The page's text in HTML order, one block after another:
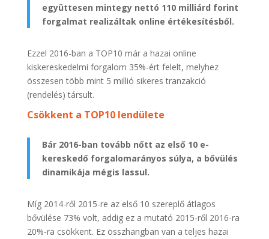
együttesen mintegy nettó 110 milliárd forint
forgalmat realizáltak online értékesítésből.
Ezzel 2016-ban a TOP10 már a hazai online
kiskereskedelmi forgalom 35%-ért felelt, melyhez
összesen több mint 5 millió sikeres tranzakció
(rendelés) társult.
Csökkent a TOP10 lendülete
Bár 2016-ban tovább nőtt az első 10 e-
kereskedő forgalomarányos súlya, a bővülés
dinamikája mégis lassul.
Míg 2014-ről 2015-re az első 10 szereplő átlagos
bővülése 73% volt, addig ez a mutató 2015-ről 2016-ra
20%-ra csökkent. Ez összhangban van a teljes hazai